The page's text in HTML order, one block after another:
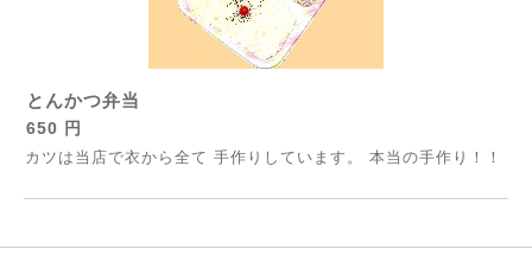
とんかつ弁当
650 円
カツは当店で衣から全て 手作りしています。 本当の手作り！！